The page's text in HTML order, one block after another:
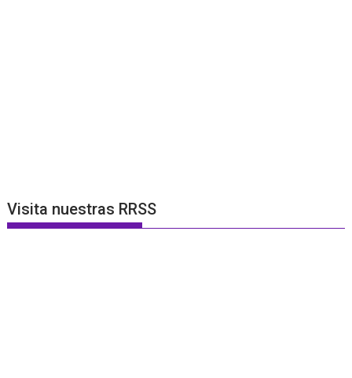
Visita nuestras RRSS